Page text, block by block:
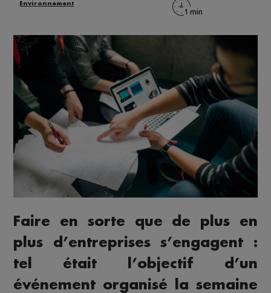
Environnement
Faire en sorte que de plus en
plus d’entreprises s’engagent :
tel était l’objectif d’un
événement organisé la semaine